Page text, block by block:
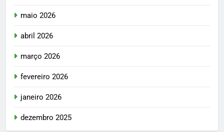
maio 2026
abril 2026
março 2026
fevereiro 2026
janeiro 2026
dezembro 2025